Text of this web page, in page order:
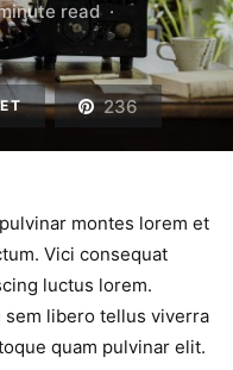
read
236
montes lorem et
Vici consequat
luctus lorem.
libero tellus viverra
quam pulvinar elit.